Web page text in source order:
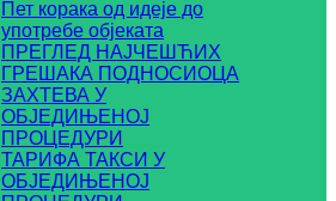
Пет корака од идеје до
употребе објеката
ПРЕГЛЕД НАЈЧЕШЋИХ
ГРЕШАКА ПОДНОСИОЦА
ЗАХТЕВА У
ОБЈЕДИЊЕНОЈ
ПРОЦЕДУРИ
ТАРИФА ТАКСИ У
ОБЈЕДИЊЕНОЈ